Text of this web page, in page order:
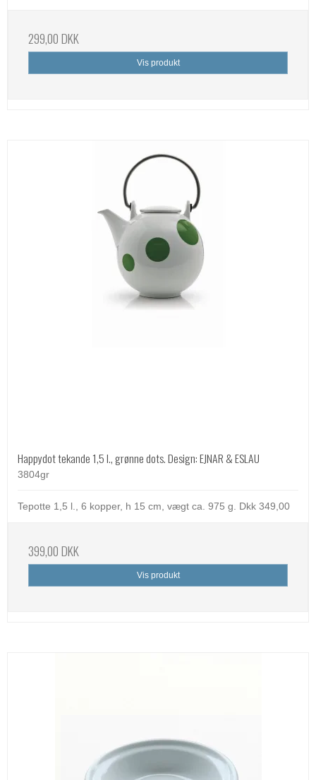
299,00 DKK
Vis produkt
Happydot tekande 1,5 l., grønne dots. Design: EJNAR & ESLAU
3804gr
Tepotte 1,5 l., 6 kopper, h 15 cm, vægt ca. 975 g. Dkk 349,00
399,00 DKK
Vis produkt